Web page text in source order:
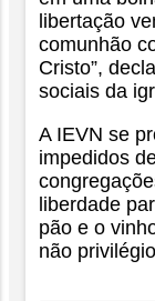
libertação
comunhão
Cristo”,
sociais da
A IEVN se
impedidos
liberdade
pão e o
não